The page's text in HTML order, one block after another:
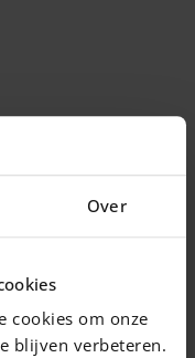
Over
cookies om onze
blijven verbeteren.